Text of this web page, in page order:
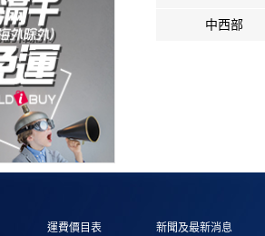
中西部
運費價目表
新聞及最新消息